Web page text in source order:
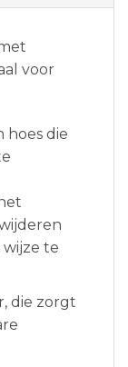
voor
hoes die
te
die zorgt